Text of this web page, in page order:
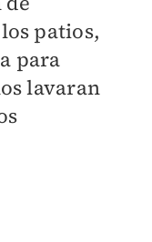
patios,
para
lavaran